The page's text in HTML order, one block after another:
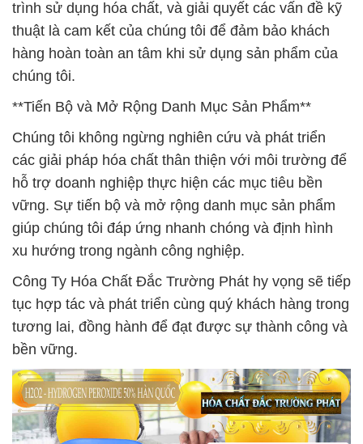
trình sử dụng hóa chất, và giải quyết các vấn đề kỹ
thuật là cam kết của chúng tôi để đảm bảo khách
hàng hoàn toàn an tâm khi sử dụng sản phẩm của
chúng tôi.
**Tiến Bộ và Mở Rộng Danh Mục Sản Phẩm**
Chúng tôi không ngừng nghiên cứu và phát triển
các giải pháp hóa chất thân thiện với môi trường để
hỗ trợ doanh nghiệp thực hiện các mục tiêu bền
vững. Sự tiến bộ và mở rộng danh mục sản phẩm
giúp chúng tôi đáp ứng nhanh chóng và định hình
xu hướng trong ngành công nghiệp.
Công Ty Hóa Chất Đắc Trường Phát hy vọng sẽ tiếp
tục hợp tác và phát triển cùng quý khách hàng trong
tương lai, đồng hành để đạt được sự thành công và
bền vững.